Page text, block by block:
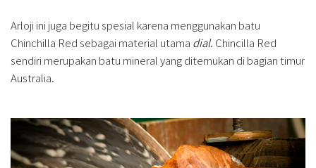
Arloji ini juga begitu spesial karena menggunakan batu
Chinchilla Red sebagai material utama dial. Chincilla Red
sendiri merupakan batu mineral yang ditemukan di bagian timur
Australia.